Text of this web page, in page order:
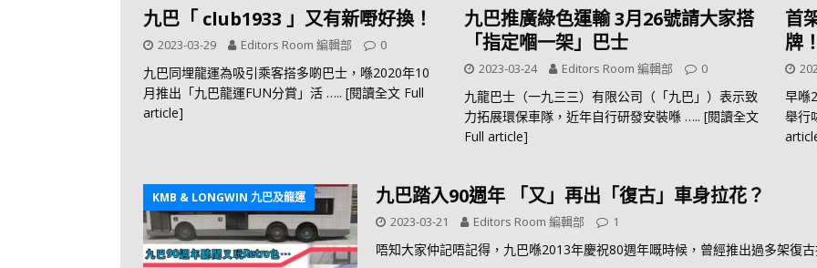
九巴「 club1933 」又有新嘢好換！
2023-03-29 Editors Room 編輯部 0
九巴同埋龍運為吸引乘客搭多啲巴士，喺2020年10
月推出「九巴龍運FUN分賞」活 ….. [閱讀全文 Full
article]
九巴推廣綠色運輸 3月26號請大家搭
「指定嗰一架」巴士
2023-03-24 Editors Room 編輯部 0
九龍巴士（一九三三）有限公司（「九巴」）表示致
力拓展環保車隊，近年自行研發安裝喺 ….. [閱讀全文
Full article]
首
牌
早喺
舉行
KMB & LONGWIN 九巴及龍運 九巴踏入90週年 「又」再出「復古」車身拉花？
2023-03-21 Editors Room 編輯部 1
唔知大家仲記唔記得，九巴喺2013年慶祝80週年嘅時候，曾經推出過多架復